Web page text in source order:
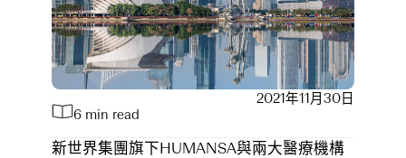
6 min read
2021年11月30日
新世界集團旗下HUMANSA與兩大醫療機構